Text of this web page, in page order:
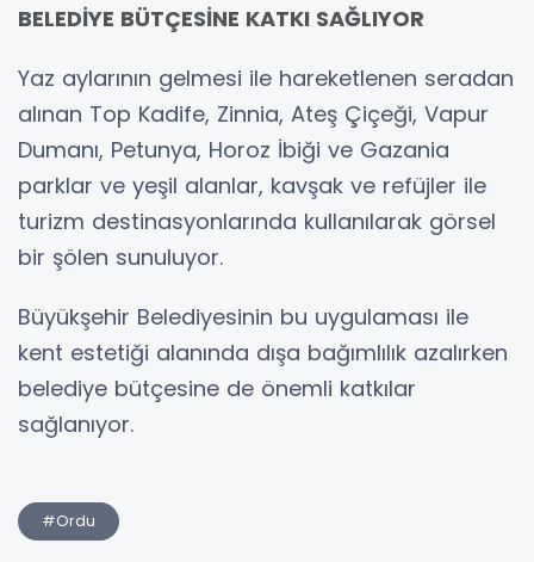
BELEDİYE BÜTÇESİNE KATKI SAĞLIYOR
Yaz aylarının gelmesi ile hareketlenen seradan
alınan Top Kadife, Zinnia, Ateş Çiçeği, Vapur
Dumanı, Petunya, Horoz İbiği ve Gazania
parklar ve yeşil alanlar, kavşak ve refüjler ile
turizm destinasyonlarında kullanılarak görsel
bir şölen sunuluyor.
Büyükşehir Belediyesinin bu uygulaması ile
kent estetiği alanında dışa bağımlılık azalırken
belediye bütçesine de önemli katkılar
sağlanıyor.
#Ordu